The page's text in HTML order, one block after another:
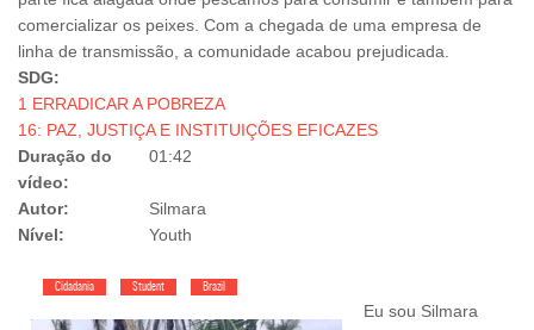
comercializar os peixes. Com a chegada de uma empresa de
linha de transmissão, a comunidade acabou prejudicada.
SDG:
1 ERRADICAR A POBREZA
16: PAZ, JUSTIÇA E INSTITUIÇÕES EFICAZES
Duração do
vídeo:
01:42
Autor:
Silmara
Nível:
Youth
Cidadania Student Brazil
Eu sou Silmara